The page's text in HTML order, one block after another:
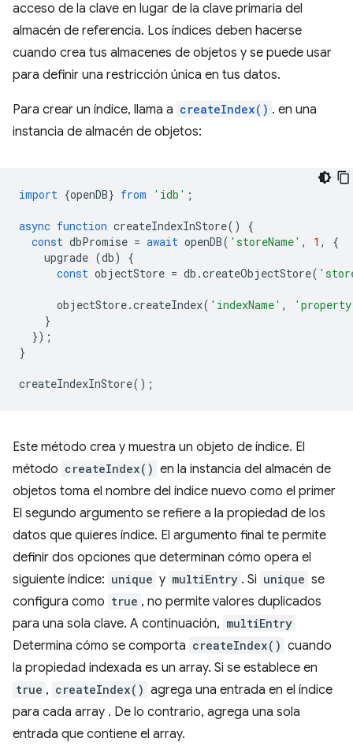
acceso de la clave en lugar de la clave primaria del
almacén de referencia. Los índices deben hacerse
cuando crea tus almacenes de objetos y se puede usar
para definir una restricción única en tus datos.
Para crear un índice, llama a createIndex() . en una
instancia de almacén de objetos:
import {openDB} from 'idb' ;
async function createIndexInStore()
{
const dbPromise = await openDB( 'storeName' , 1 ,
{
upgrade (db)
{
const objectStore = db .createObjectStore(
objectStore.createIndex( 'indexName' ,
}
});
}
createIndexInStore();
Este método crea y muestra un objeto de índice. El
método createIndex() en la instancia del almacén de
objetos toma el nombre del índice nuevo como el primer
El segundo argumento se refiere a la propiedad de los
datos que quieres índice. El argumento final te permite
definir dos opciones que determinan cómo opera el
siguiente índice: unique y multiEntry . Si unique se
configura como true , no permite valores duplicados
para una sola clave. A continuación, multiEntry
Determina cómo se comporta createIndex() cuando
la propiedad indexada es un array. Si se establece en
true , createIndex() agrega una entrada en el índice
para cada array . De lo contrario, agrega una sola
entrada que contiene el array.